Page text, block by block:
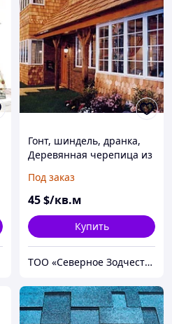
Гонт, шиндель, дранка,
Деревянная черепица из
экологически чистый
материал
Под заказ
45$/кв.м
Купить
ТОО «Северное Зодчество-Астана»